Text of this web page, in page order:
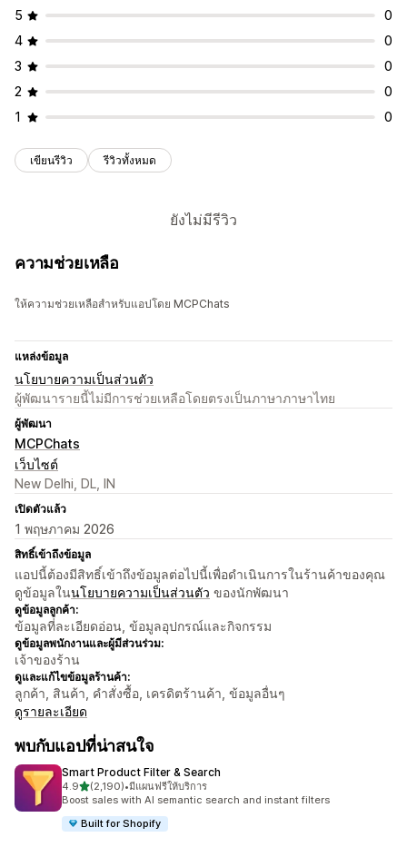
5
0
4
0
3
0
2
0
1
0
เขียนรีวิว รีวิวทั้งหมด
ยังไม่มีรีวิว
ความช่วยเหลือ
ให้ความช่วยเหลือสำหรับแอปโดย MCPChats
แหล่งข้อมูล
นโยบายความเป็นส่วนตัว
ผู้พัฒนารายนี้ไม่มีการช่วยเหลือโดยตรงเป็นภาษาภาษาไทย
ผู้พัฒนา
MCPChats
เว็บไซต์
New Delhi, DL, IN
เปิดตัวแล้ว
1 พฤษภาคม 2026
สิทธิ์เข้าถึงข้อมูล
แอปนี้ต้องมีสิทธิ์เข้าถึงข้อมูลต่อไปนี้เพื่อดำเนินการในร้านค้าของคุณ
ดูข้อมูลในนโยบายความเป็นส่วนตัว ของนักพัฒนา
ดูข้อมูลลูกค้า:
ข้อมูลที่ละเอียดอ่อน, ข้อมูลอุปกรณ์และกิจกรรม
ดูข้อมูลพนักงานและผู้มีส่วนร่วม:
เจ้าของร้าน
ดูและแก้ไขข้อมูลร้านค้า:
ลูกค้า, สินค้า, คำสั่งซื้อ, เครดิตร้านค้า, ข้อมูลอื่นๆ
ดูรายละเอียด
พบกับแอปที่น่าสนใจ
Smart Product Filter & Search
4.9เต็ม 5 ดาว
(2,190)
ทั้งหมด 2190 รีวิว
•มีแผนฟรีให้บริการ
Boost sales with AI semantic search and instant filters
Built for Shopify